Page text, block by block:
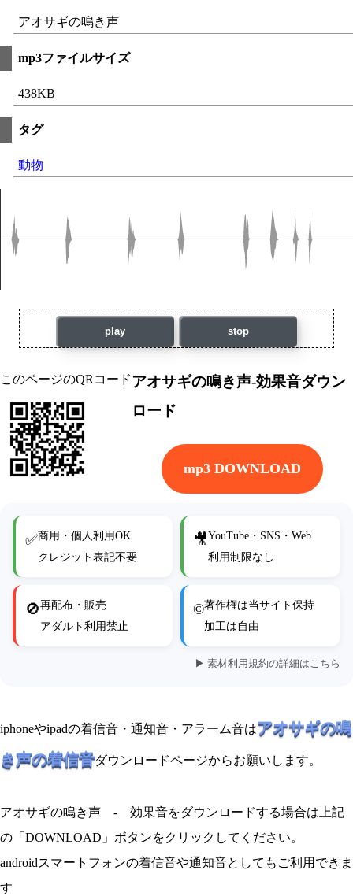
アオサギの鳴き声
mp3ファイルサイズ
438KB
タグ
動物
play stop
このページのQRコードアオサギの鳴き声-効果音ダウン
ロード
mp3 DOWNLOAD
✅商用・個人利用OK
クレジット表記不要
🎥YouTube・SNS・Web
利用制限なし
🚫再配布・販売
アダルト利用禁止
©著作権は当サイト保持
加工は自由
▶ 素材利用規約の詳細はこちら
iphoneやipadの着信音・通知音・アラーム音はアオサギの鳴
き声の着信音ダウンロードページからお願いします。
アオサギの鳴き声 - 効果音をダウンロードする場合は上記
の「DOWNLOAD」ボタンをクリックしてください。
androidスマートフォンの着信音や通知音としてもご利用できま
す